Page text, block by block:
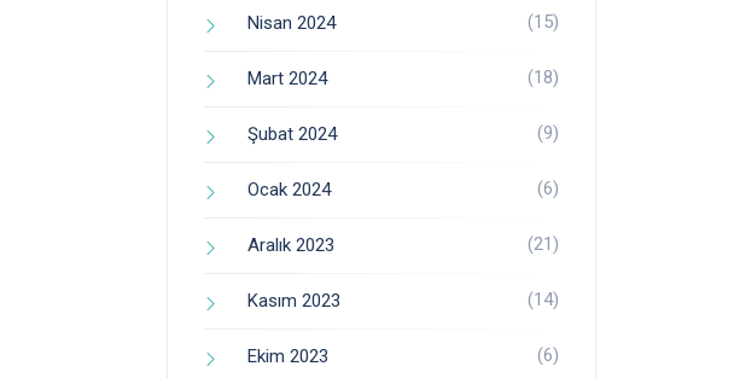
Nisan 2024 (15)
Mart 2024 (18)
Şubat 2024 (9)
Ocak 2024 (6)
Aralık 2023 (21)
Kasım 2023 (14)
Ekim 2023 (6)